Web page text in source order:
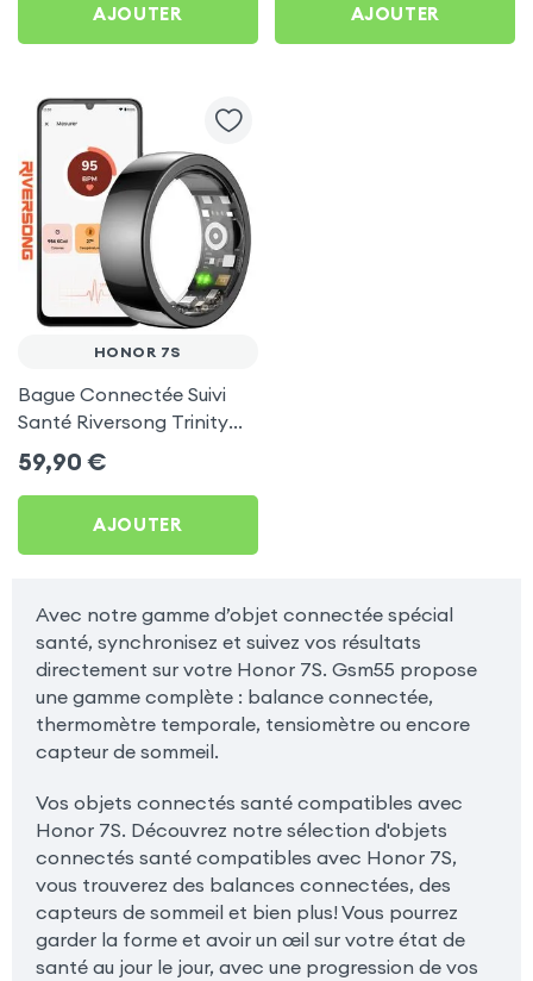
AJOUTER AJOUTER
HONOR 7S
Bague Connectée Suivi
Santé Riversong Trinity
Noir - Anneau Connecté
Étanche IP68
59,90 €
AJOUTER
Avec notre gamme d’objet connectée spécial
santé, synchronisez et suivez vos résultats
directement sur votre Honor 7S. Gsm55 propose
une gamme complète : balance connectée,
thermomètre temporale, tensiomètre ou encore
capteur de sommeil.
Vos objets connectés santé compatibles avec
Honor 7S. Découvrez notre sélection d'objets
connectés santé compatibles avec Honor 7S,
vous trouverez des balances connectées, des
capteurs de sommeil et bien plus! Vous pourrez
garder la forme et avoir un œil sur votre état de
santé au jour le jour, avec une progression de vos